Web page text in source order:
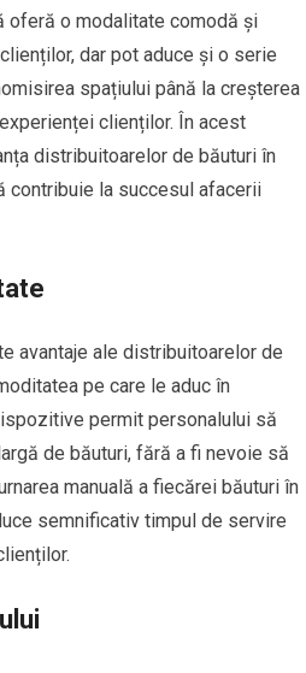
oferă o modalitate comodă și
dar pot aduce și o serie
spațiului până la creșterea
clienților. În acest
distribuitoarelor de băuturi în
contribuie la succesul afacerii
avantaje ale distribuitoarelor de
pe care le aduc în
permit personalului să
de băuturi, fără a fi nevoie să
manuală a fiecărei băuturi în
semnificativ timpul de servire